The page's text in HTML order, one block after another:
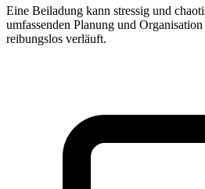
Eine Beiladung kann stressig und
umfassenden Planung und
reibungslos verläuft.